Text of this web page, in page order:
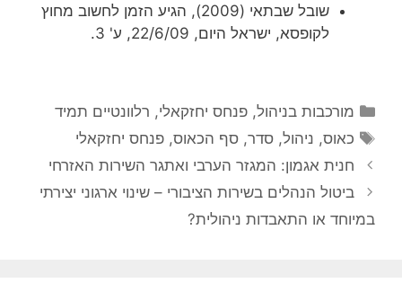
שובל שבתאי (2009), הגיע הזמן לחשוב מחוץ
לקופסא, ישראל היום, 22/6/09, ע' 3.
קטגוריות
מורכבות בניהול,פנחס יחזקאלי, רלוונטיים תמיד
תגיות
כאוס, ניהול,סדר,סף הכאוס,פנחס יחזקאלי
חנית אגמון: המגזר הערבי ואתגר השירות האזרחי
ביטול הנהלים בשירות הציבורי – שינוי ארגוני יצירתי
במיוחד או התאבדות ניהולית?